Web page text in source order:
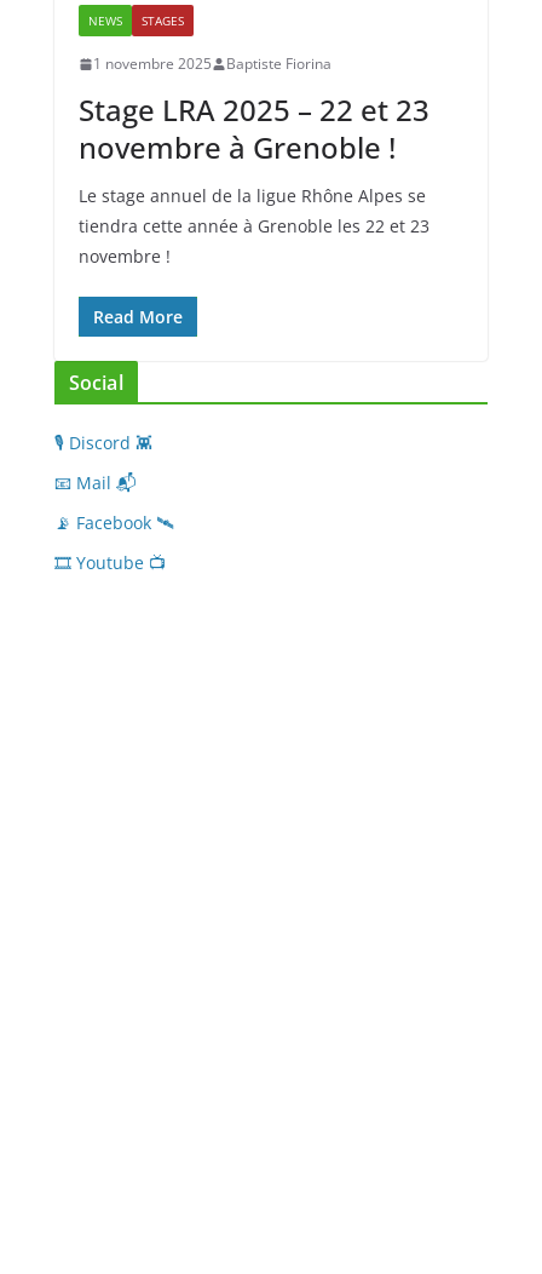
NEWS STAGES
1 novembre 2025 Baptiste Fiorina
Stage LRA 2025 – 22 et 23
novembre à Grenoble !
Le stage annuel de la ligue Rhône Alpes se
tiendra cette année à Grenoble les 22 et 23
novembre !
Read More
Social
🎙 Discord 👾
📧 Mail 📬
📡 Facebook 🛰
🎞 Youtube 📺